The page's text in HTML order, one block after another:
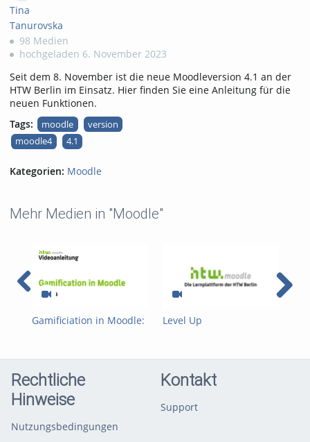
Tina
Tanurovska
98 Medien
hochgeladen 6. November 2023
Seit dem 8. November ist die neue Moodleversion 4.1 an der
HTW Berlin im Einsatz. Hier finden Sie eine Anleitung für die
neuen Funktionen.
Tags:
moodle
version
moodle4
4.1
Kategorien: Moodle
Mehr Medien in "Moodle"
Gamificiation in Moodle:
Level Up
Rechtliche
Hinweise
Nutzungsbedingungen
Kontakt
Support